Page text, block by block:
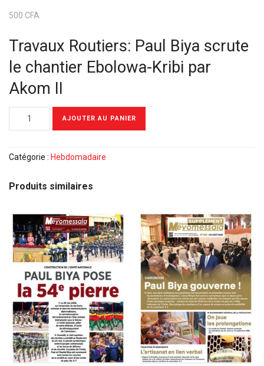
500 CFA
Travaux Routiers: Paul Biya scrute
le chantier Ebolowa-Kribi par
Akom II
quantité
Hebdo
Novembre
AJOUTER AU PANIER
Catégorie : Hebdomadaire
Produits similaires